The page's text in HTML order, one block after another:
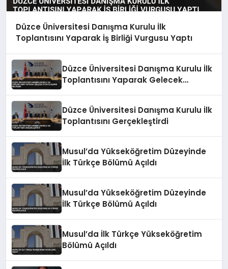
Düzce Üniversitesi Danışma Kurulu İlk
Toplantısını Yaparak İş Birliği Vurgusu Yaptı
Düzce Üniversitesi Danışma Kurulu İlk
Toplantısını Yaparak Gelecek
Düzce Üniversitesi Danışma Kurulu İlk
Toplantısını Gerçekleştirdi
Musul’da Yükseköğretim Düzeyinde
İlk Türkçe Bölümü Açıldı
Musul’da Yükseköğretim Düzeyinde
İlk Türkçe Bölümü Açıldı
Musul’da İlk Türkçe Yükseköğretim
Bölümü Açıldı